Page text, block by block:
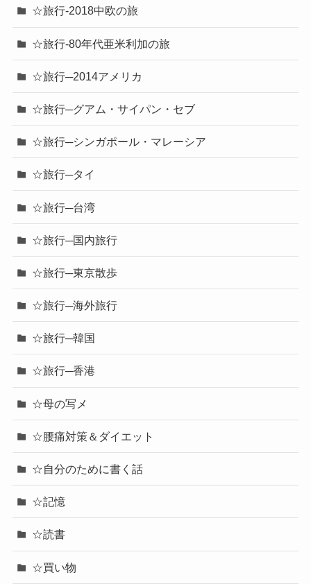
☆旅行-2018中欧の旅
☆旅行-80年代亜米利加の旅
☆旅行─2014アメリカ
☆旅行─グアム・サイパン・セブ
☆旅行─シンガポール・マレーシア
☆旅行─タイ
☆旅行─台湾
☆旅行─国内旅行
☆旅行─東京散歩
☆旅行─海外旅行
☆旅行─韓国
☆旅行─香港
☆母の写メ
☆腰痛対策＆ダイエット
☆自分のために書く話
☆記憶
☆読書
☆買い物